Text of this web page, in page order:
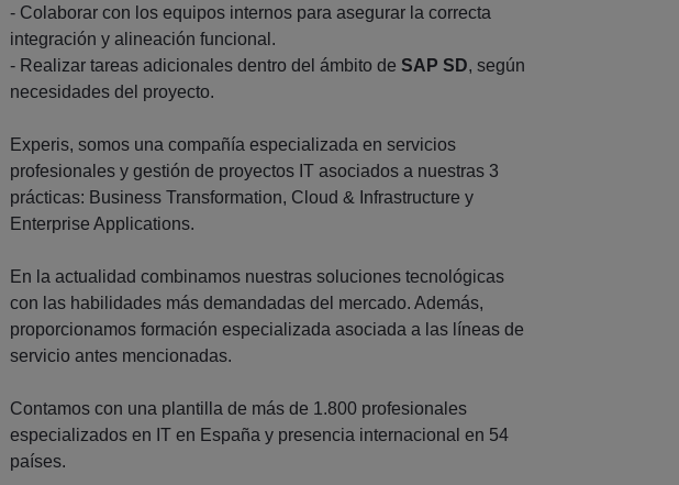
- Colaborar con los equipos internos para asegurar la correcta
integración y alineación funcional.
- Realizar tareas adicionales dentro del ámbito de SAP SD, según
necesidades del proyecto.
Experis, somos una compañía especializada en servicios
profesionales y gestión de proyectos IT asociados a nuestras 3
prácticas: Business Transformation, Cloud & Infrastructure y
Enterprise Applications.
En la actualidad combinamos nuestras soluciones tecnológicas
con las habilidades más demandadas del mercado. Además,
proporcionamos formación especializada asociada a las líneas de
servicio antes mencionadas.
Contamos con una plantilla de más de 1.800 profesionales
especializados en IT en España y presencia internacional en 54
países.